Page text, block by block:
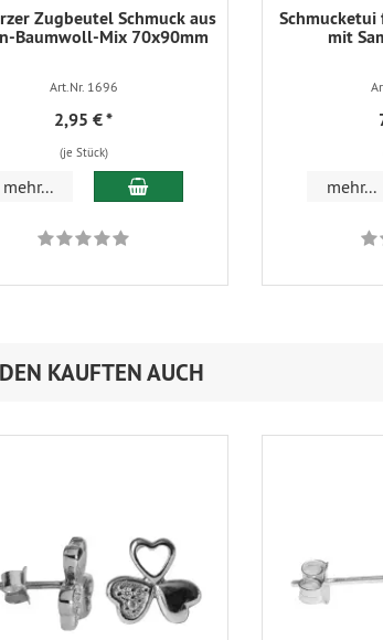
Zugbeutel Schmuck aus
Baumwoll-Mix 70x90mm
Art.Nr. 1696
2,95 €*
(je Stück)
mehr... In den Warenkorb
Schmucketui
mit
mehr...
KAUFTEN AUCH